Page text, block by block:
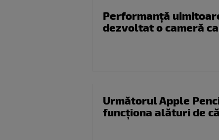
Performanță
dezvoltat o cameră
Următorul Apple
funcționa alături de